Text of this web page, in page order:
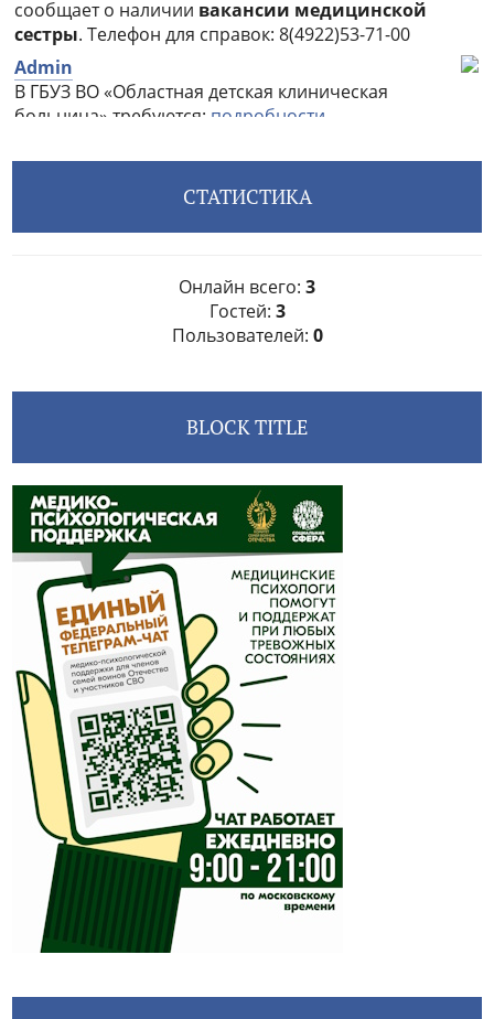
СТАТИСТИКА
Онлайн всего: 3
Гостей: 3
Пользователей: 0
BLOCK TITLE